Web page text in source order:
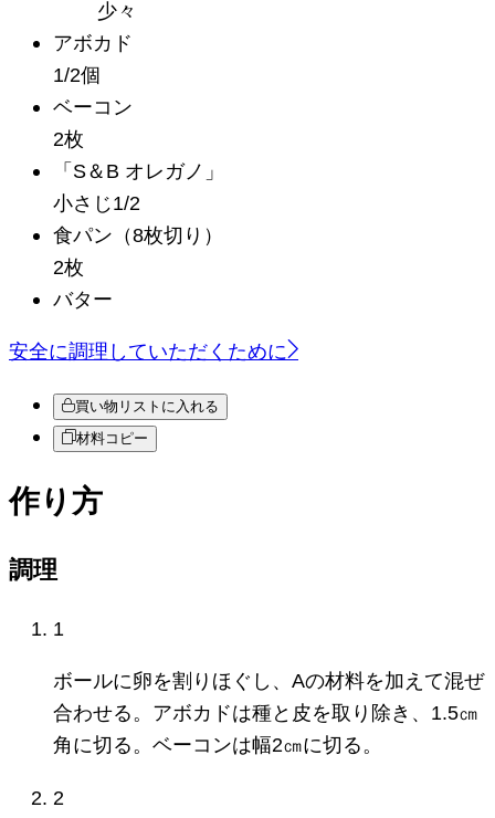
少々
アボカド
1/2個
ベーコン
2枚
「S＆B オレガノ」
小さじ1/2
食パン （8枚切り）
2枚
バター
安全に調理していただくために
買い物リストに入れる
材料コピー
作り方
調理
1
ボールに卵を割りほぐし、Aの材料を加えて混ぜ
合わせる。アボカドは種と皮を取り除き、1.5㎝
角に切る。ベーコンは幅2㎝に切る。
2